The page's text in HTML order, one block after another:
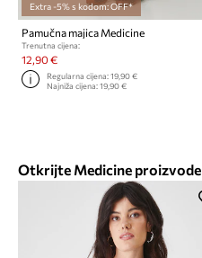
Extra -5% s kodom: OFF*
Pamučna majica Medicine
Trenutna cijena:
12,90 €
Regularna cijena:19,90 €
Najniža cijena:19,90 €
Otkrijte Medicine proizvode